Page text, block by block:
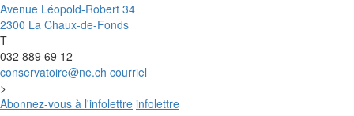
Avenue Léopold-Robert 34
2300 La Chaux-de-Fonds
T
032 889 69 12
conservatoire@ne.ch courriel
>
Abonnez-vous à l'infolettre infolettre